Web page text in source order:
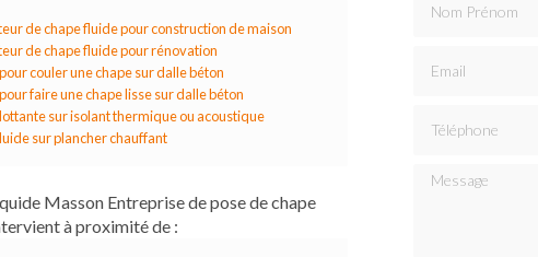
de chape fluide pour construction de maison
de chape fluide pour rénovation
couler une chape sur dalle béton
faire une chape lisse sur dalle béton
sur isolant thermique ou acoustique
sur plancher chauffant
Masson Entreprise de pose de chape
à proximité de :
Message